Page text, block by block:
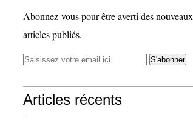
Abonnez-vous pour être averti des nouveaux
articles publiés.
Articles récents